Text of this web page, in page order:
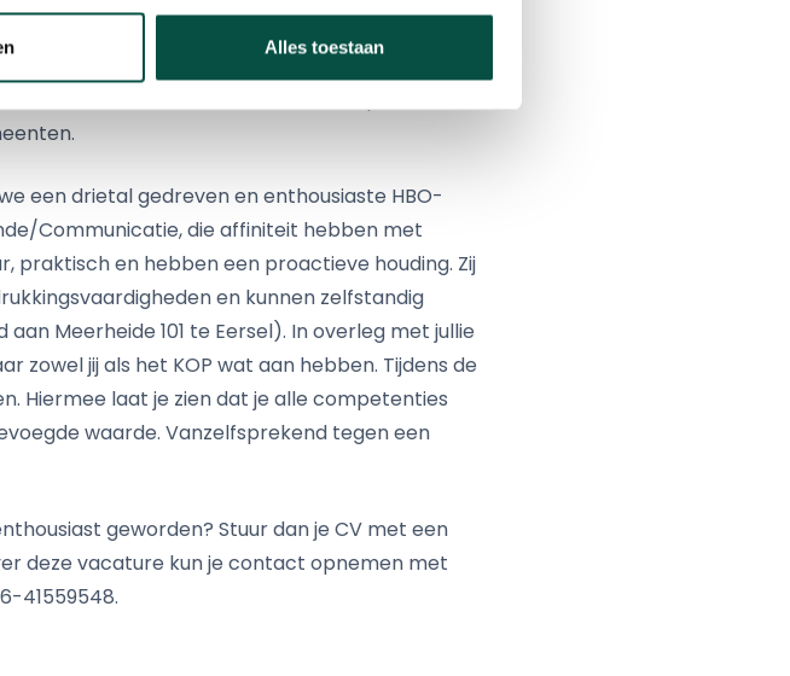
Alles toestaan
een drietal gedreven en enthousiaste HBO-
Communicatie, die affiniteit hebben met
praktisch en hebben een proactieve houding. Zij
en kunnen zelfstandig
Meerheide 101 te Eersel). In overleg met jullie
jij als het KOP wat aan hebben. Tijdens de
Hiermee laat je zien dat je alle competenties
waarde. Vanzelfsprekend tegen een
geworden? Stuur dan je CV met een
deze vacature kun je contact opnemen met
41559548.